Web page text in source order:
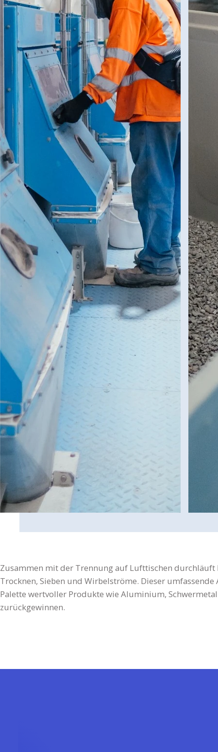
Zusammen mit der Trennung auf Lufttischen durchläuft
Trocknen, Sieben und Wirbelströme. Dieser
Palette wertvoller Produkte wie Aluminium,
zurückgewinnen.